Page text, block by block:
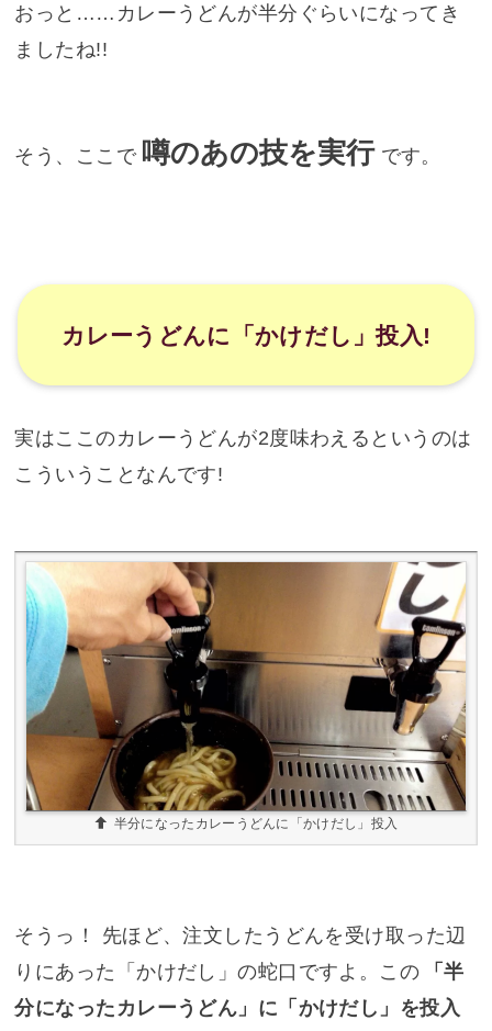
おっと……カレーうどんが半分ぐらいになってき
ましたね!!
そう、ここで 噂のあの技を実行 です。
カレーうどんに「かけだし」投入!
実はここのカレーうどんが2度味わえるというのは
こういうことなんです!
半分になったカレーうどんに「かけだし」投入
そうっ！ 先ほど、注文したうどんを受け取った辺
りにあった「かけだし」の蛇口ですよ。この
「半
分になったカレーうどん」に「かけだし」を投入